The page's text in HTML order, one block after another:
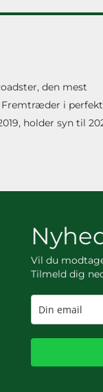
den mest
Fremtræder i
holder syn til
Vil du
Tilmeld dig